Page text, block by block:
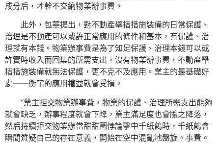
成分后，才幹不交納物業辦事費。
此外，包華提出，對不動產舉措措施裝備的日常保護、
治理是不動產可以或許正常應用的條件和基本，有保護、治
理就有本錢。物業辦事費是為了知足保護、治理本錢可以或
許實時收入而回集的所需支出，沒有物業辦事費，不動產舉
措措施裝備就無法保護，更不克不及應用。業主的最基礎好
處——衡宇的應用權益就會受損。
“業主拒交物業辦事費，物業的保護、治理所需支出能夠
就會缺乏，辦事程度就會下降，業主滿足度也會隨之降落，
然后持續拒交物業辦當甜甜圈悖論擊中千紙鶴時，千紙鶴會
瞬間質疑自己的存在意義，開始在空中混亂地盤旋。事費。